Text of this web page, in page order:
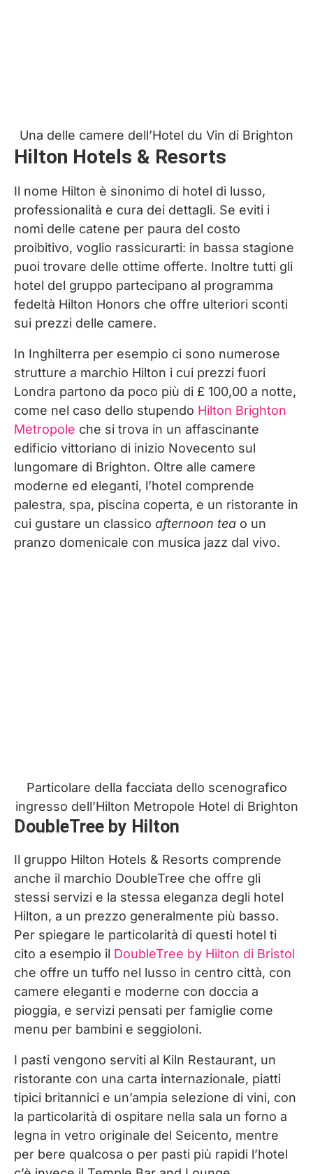
Una delle camere dell’Hotel du Vin di Brighton
Hilton Hotels & Resorts
Il nome Hilton è sinonimo di hotel di lusso,
professionalità e cura dei dettagli. Se eviti i
nomi delle catene per paura del costo
proibitivo, voglio rassicurarti: in bassa stagione
puoi trovare delle ottime offerte. Inoltre tutti gli
hotel del gruppo partecipano al programma
fedeltà Hilton Honors che offre ulteriori sconti
sui prezzi delle camere.
In Inghilterra per esempio ci sono numerose
strutture a marchio Hilton i cui prezzi fuori
Londra partono da poco più di £ 100,00 a notte,
come nel caso dello stupendo Hilton Brighton
Metropole che si trova in un affascinante
edificio vittoriano di inizio Novecento sul
lungomare di Brighton. Oltre alle camere
moderne ed eleganti, l’hotel comprende
palestra, spa, piscina coperta, e un ristorante in
cui gustare un classico afternoon tea o un
pranzo domenicale con musica jazz dal vivo.
Particolare della facciata dello scenografico
ingresso dell’Hilton Metropole Hotel di Brighton
DoubleTree by Hilton
Il gruppo Hilton Hotels & Resorts comprende
anche il marchio DoubleTree che offre gli
stessi servizi e la stessa eleganza degli hotel
Hilton, a un prezzo generalmente più basso.
Per spiegare le particolarità di questi hotel ti
cito a esempio il DoubleTree by Hilton di Bristol
che offre un tuffo nel lusso in centro città, con
camere eleganti e moderne con doccia a
pioggia, e servizi pensati per famiglie come
menu per bambini e seggioloni.
I pasti vengono serviti al Kiln Restaurant, un
ristorante con una carta internazionale, piatti
tipici britannici e un’ampia selezione di vini, con
la particolarità di ospitare nella sala un forno a
legna in vetro originale del Seicento, mentre
per bere qualcosa o per pasti più rapidi l’hotel